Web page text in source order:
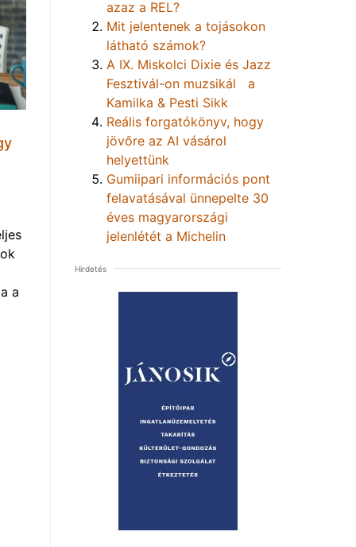
a
azaz a REL?
Mit jelentenek a tojásokon
látható számok?
A IX. Miskolci Dixie és Jazz
Fesztivál-on muzsikál a
Kamilka & Pesti Sikk
Reális forgatókönyv, hogy
jövőre az AI vásárol
helyettünk
Gumiipari információs pont
felavatásával ünnepelte 30
éves magyarországi
jelenlétét a Michelin
Hirdetés